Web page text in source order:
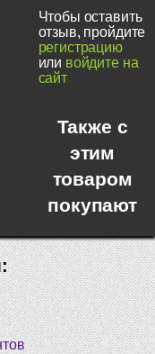
Чтобы оставить
отзыв, пройдите
регистрацию
или войдите на
сайт
Также с
этим
товаром
покупают